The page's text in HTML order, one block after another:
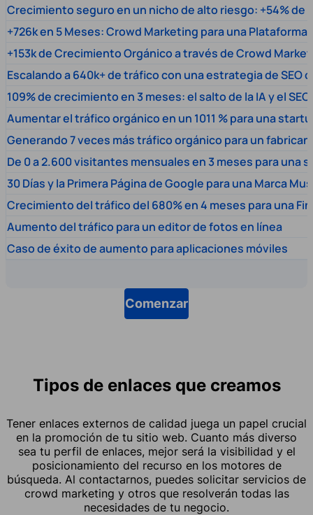
Crecimiento seguro en un nicho de alto riesgo: +54% de
+726k en 5 Meses: Crowd Marketing para una
+153k de Crecimiento Orgánico a través de Crowd
Escalando a 640k+ de tráfico con una estrategia de SEO
109% de crecimiento en 3 meses: el salto de la IA y el SEO
Aumentar el tráfico orgánico en un 1011 % para una
Generando 7 veces más tráfico orgánico para un
De 0 a 2.600 visitantes mensuales en 3 meses para una
30 Días y la Primera Página de Google para una Marca
Crecimiento del tráfico del 680% en 4 meses para una
Aumento del tráfico para un editor de fotos en línea
Caso de éxito de aumento para aplicaciones móviles
Comenzar
Tipos de enlaces que creamos
Tener enlaces externos de calidad juega un papel crucial
en la promoción de tu sitio web. Cuanto más diverso
sea tu perfil de enlaces, mejor será la visibilidad y el
posicionamiento del recurso en los motores de
búsqueda. Al contactarnos, puedes solicitar servicios de
crowd marketing y otros que resolverán todas las
necesidades de tu negocio.